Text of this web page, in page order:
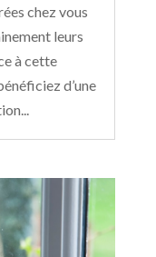
chez vous
leurs
à cette
d’une